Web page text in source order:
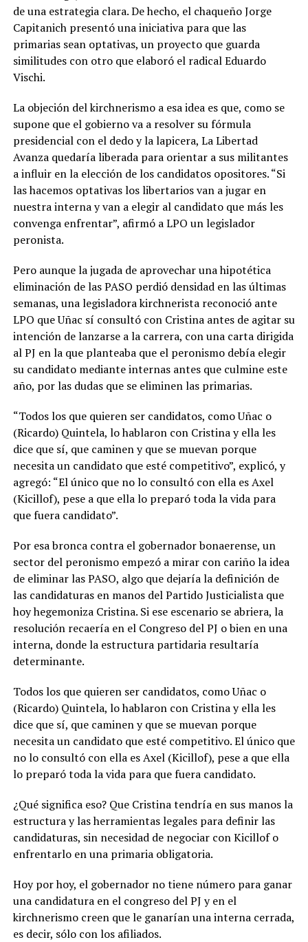
de una estrategia clara. De hecho, el chaqueño Jorge
Capitanich presentó una iniciativa para que las
primarias sean optativas, un proyecto que guarda
similitudes con otro que elaboró el radical Eduardo
Vischi.
La objeción del kirchnerismo a esa idea es que, como se
supone que el gobierno va a resolver su fórmula
presidencial con el dedo y la lapicera, La Libertad
Avanza quedaría liberada para orientar a sus militantes
a influir en la elección de los candidatos opositores. “Si
las hacemos optativas los libertarios van a jugar en
nuestra interna y van a elegir al candidato que más les
convenga enfrentar”, afirmó a LPO un legislador
peronista.
Pero aunque la jugada de aprovechar una hipotética
eliminación de las PASO perdió densidad en las últimas
semanas, una legisladora kirchnerista reconoció ante
LPO que Uñac sí consultó con Cristina antes de agitar su
intención de lanzarse a la carrera, con una carta dirigida
al PJ en la que planteaba que el peronismo debía elegir
su candidato mediante internas antes que culmine este
año, por las dudas que se eliminen las primarias.
“Todos los que quieren ser candidatos, como Uñac o
(Ricardo) Quintela, lo hablaron con Cristina y ella les
dice que sí, que caminen y que se muevan porque
necesita un candidato que esté competitivo”, explicó, y
agregó: “El único que no lo consultó con ella es Axel
(Kicillof), pese a que ella lo preparó toda la vida para
que fuera candidato”.
Por esa bronca contra el gobernador bonaerense, un
sector del peronismo empezó a mirar con cariño la idea
de eliminar las PASO, algo que dejaría la definición de
las candidaturas en manos del Partido Justicialista que
hoy hegemoniza Cristina. Si ese escenario se abriera, la
resolución recaería en el Congreso del PJ o bien en una
interna, donde la estructura partidaria resultaría
determinante.
Todos los que quieren ser candidatos, como Uñac o
(Ricardo) Quintela, lo hablaron con Cristina y ella les
dice que sí, que caminen y que se muevan porque
necesita un candidato que esté competitivo. El único que
no lo consultó con ella es Axel (Kicillof), pese a que ella
lo preparó toda la vida para que fuera candidato.
¿Qué significa eso? Que Cristina tendría en sus manos la
estructura y las herramientas legales para definir las
candidaturas, sin necesidad de negociar con Kicillof o
enfrentarlo en una primaria obligatoria.
Hoy por hoy, el gobernador no tiene número para ganar
una candidatura en el congreso del PJ y en el
kirchnerismo creen que le ganarían una interna cerrada,
es decir, sólo con los afiliados.